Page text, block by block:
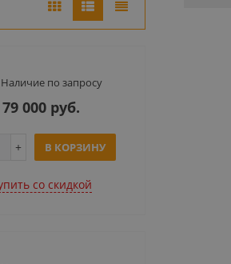
Наличие по запросу
79 000 руб.
В КОРЗИНУ
cо скидкой